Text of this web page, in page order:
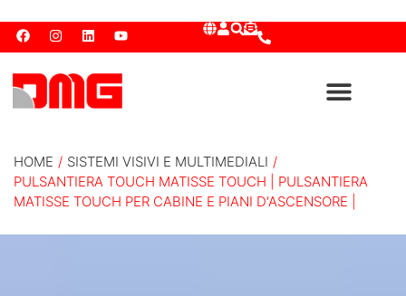
HOME / SISTEMI VISIVI E MULTIMEDIALI /
PULSANTIERA TOUCH MATISSE TOUCH | PULSANTIERA
MATISSE TOUCH PER CABINE E PIANI D'ASCENSORE |